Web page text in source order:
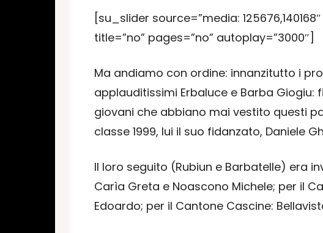
[su_slider source=”media:
title=”no” pages=”no” autoplay=”3000″]
Ma andiamo con ordine: innanzitutto i
applauditissimi Erbaluce e Barba
giovani che abbiano mai vestito questi
classe 1999, lui il suo fidanzato, Daniele
Il loro seguito (Rubiun e Barbatelle) era
Carìa Greta e Noascono Michele; per il
Edoardo; per il Cantone Cascine: